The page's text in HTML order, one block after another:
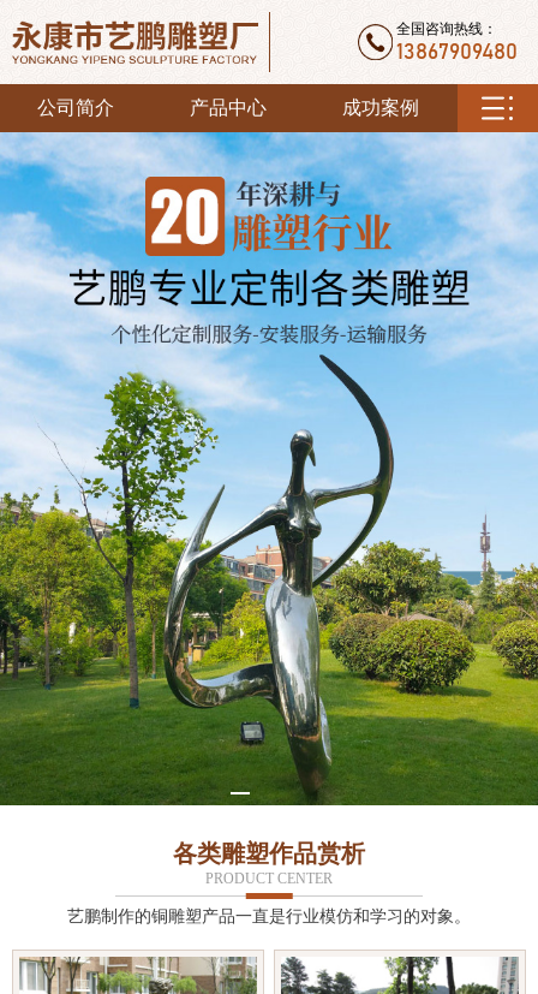
全国咨询热线：
13867909480
公司简介 产品中心 成功案例
各类雕塑作品赏析
PRODUCT CENTER
艺鹏制作的铜雕塑产品一直是行业模仿和学习的对象。